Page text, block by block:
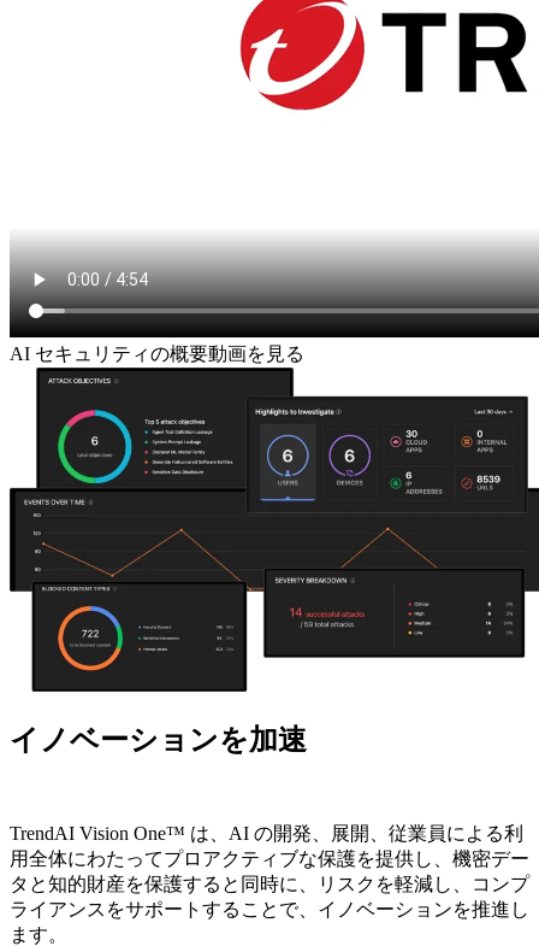
AI セキュリティの概要動画を見る
イノベーションを加速
TrendAI Vision One™ は、AI の開発、展開、従業員による利
用全体にわたってプロアクティブな保護を提供し、機密デー
タと知的財産を保護すると同時に、リスクを軽減し、コンプ
ライアンスをサポートすることで、イノベーションを推進し
ます。